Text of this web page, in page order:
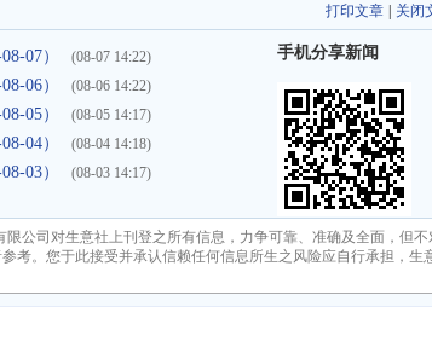
打印文章 关闭
07） (08-07 14:22)
06） (08-06 14:22)
05） (08-05 14:17)
04） (08-04 14:18)
03） (08-03 14:17)
手机分享新闻
限公司对生意社上刊登之所有信息，力争可靠、准确及全面，但不
考。您于此接受并承认信赖任何信息所生之风险应自行承担，生